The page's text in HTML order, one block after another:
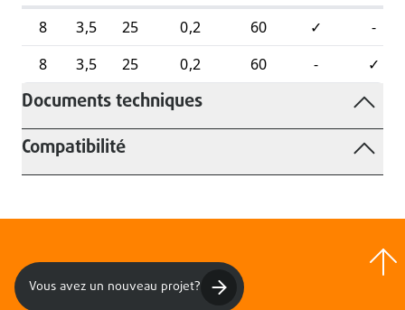
8 3,5 25 0,2 60 ✓
-
8
3,5 25 0,2 60 - ✓
Documents techniques
Compatibilité
Vous avez un nouveau projet?